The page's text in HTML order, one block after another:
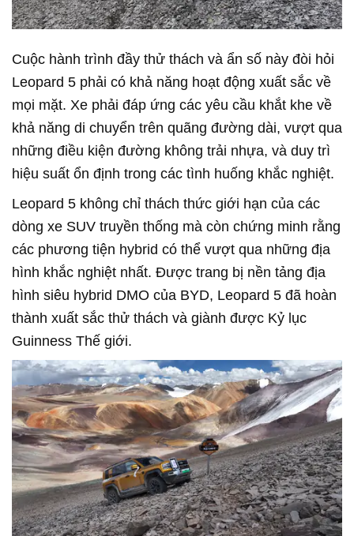
Cuộc hành trình đầy thử thách và ẩn số này đòi hỏi
Leopard 5 phải có khả năng hoạt động xuất sắc về
mọi mặt. Xe phải đáp ứng các yêu cầu khắt khe về
khả năng di chuyển trên quãng đường dài, vượt qua
những điều kiện đường không trải nhựa, và duy trì
hiệu suất ổn định trong các tình huống khắc nghiệt.
Leopard 5 không chỉ thách thức giới hạn của các
dòng xe SUV truyền thống mà còn chứng minh rằng
các phương tiện hybrid có thể vượt qua những địa
hình khắc nghiệt nhất. Được trang bị nền tảng địa
hình siêu hybrid DMO của BYD, Leopard 5 đã hoàn
thành xuất sắc thử thách và giành được Kỷ lục
Guinness Thế giới.